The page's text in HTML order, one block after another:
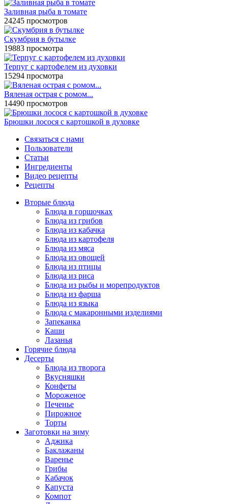
Заливная рыба в томате
24245 просмотров
Скумбрия в бутылке
19883 просмотра
Терпуг с картофелем из духовки
15294 просмотра
Вяленая острая с ромом...
14490 просмотров
Брюшки лосося с картошкой в духовке
Связаться с нами
Пользователи
Статьи
Ингредиенты
Видео рецепты
Рецепты
Вторые блюда
Блюда в горшочках
Блюда из грибов
Блюда из кабачка
Блюда из картофеля
Блюда из мяса
Блюда из овощей
Блюда из птицы
Блюда из риса
Блюда из рыбы и морепродуктов
Блюда из фарша
Блюда из языка
Блюда с макаронными изделиями
Запеканка
Каши
Лазанья
Горячие блюда
Десерты
Блюда из творога
Вкусняшки
Конфеты
Мороженое
Печенье
Пирожное
Торты
Заготовки на зиму
Аджика
Баклажаны
Варенье
Грибы
Кабачок
Капуста
Компот